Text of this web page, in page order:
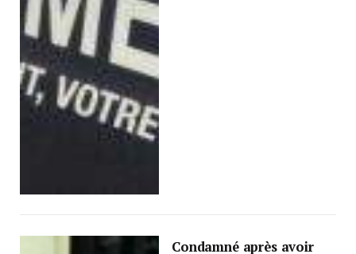
Condamné après avoir